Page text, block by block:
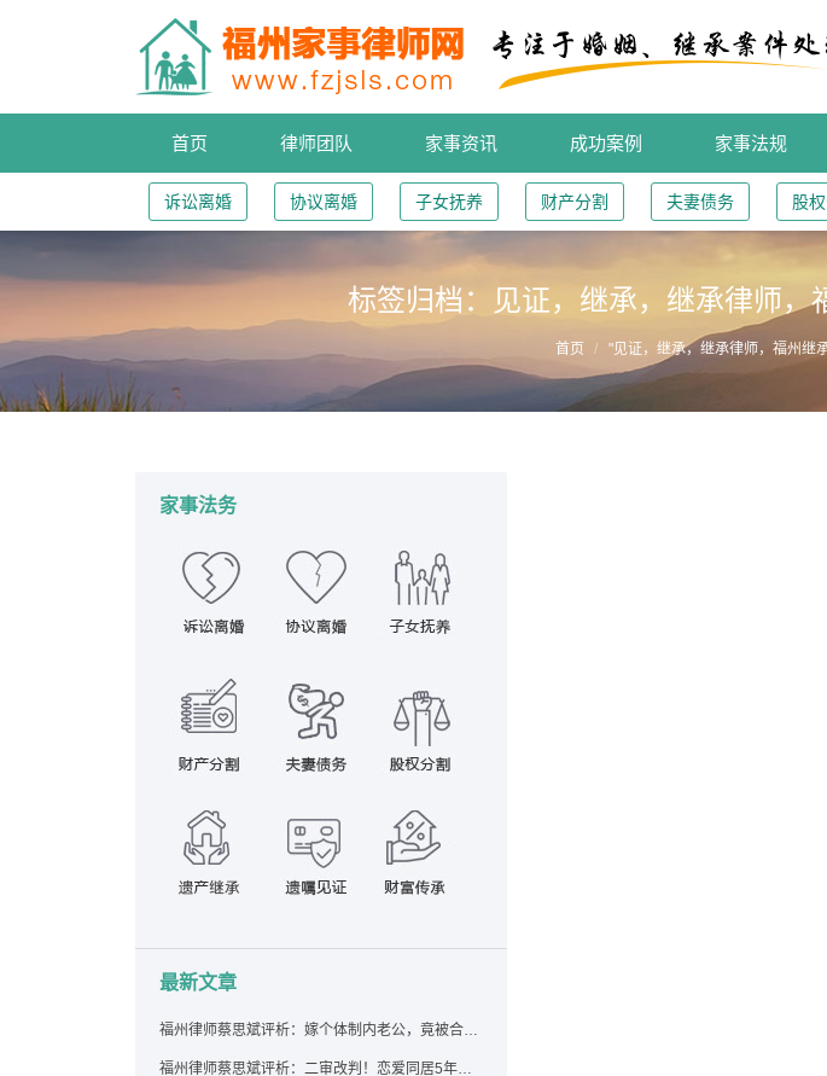
首页 律师团队 家事资讯 成功案例 家事法规
诉讼离婚 协议离婚 子女抚养 财产分割 夫妻债务 股
标签归档： 见证，继承，继承律师，
首页 "见证，继承，继承律师，福州继
家事法务
最新文章
福州律师蔡思斌评析：嫁个体制内老公，竟被合伙设局背上近百万债务，婚前不查征信真要命！
福州律师蔡思斌评析：二审改判！恋爱同居5年为女友买车，分手后能要回吗？